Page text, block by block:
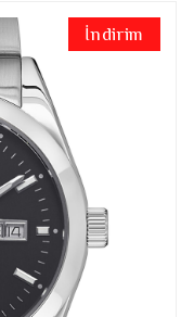
İndirim